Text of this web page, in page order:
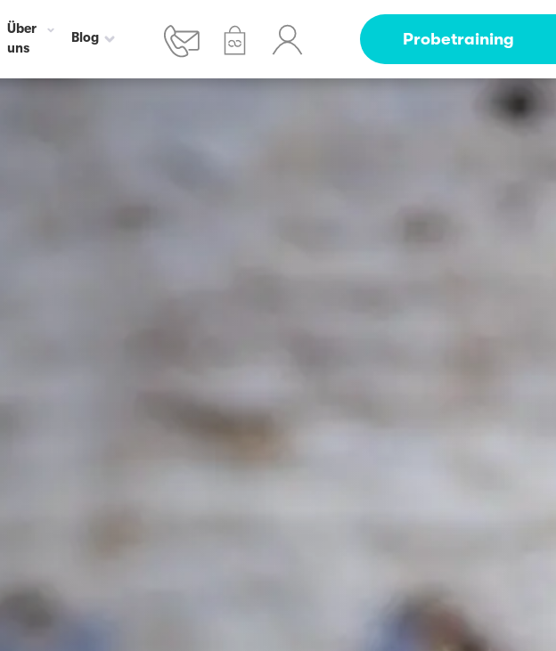
Über
uns
Blog Probetraining